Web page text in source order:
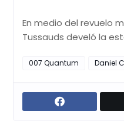
En medio del revuelo
Tussauds develó la
007 Quantum Daniel